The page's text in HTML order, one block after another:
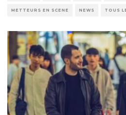
METTEURS EN SCENE NEWS TOUS